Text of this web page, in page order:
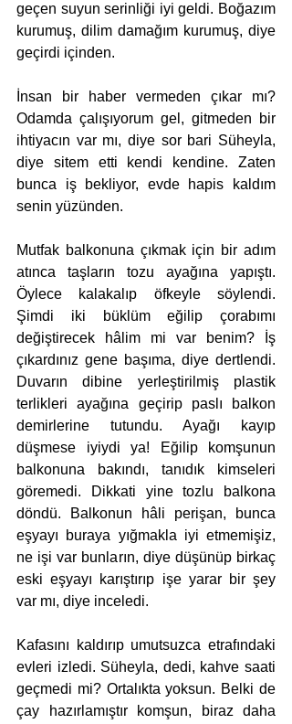
geçen suyun serinliği iyi geldi. Boğazım
kurumuş, dilim damağım kurumuş, diye
geçirdi içinden.
İnsan bir haber vermeden çıkar mı?
Odamda çalışıyorum gel, gitmeden bir
ihtiyacın var mı, diye sor bari Süheyla,
diye sitem etti kendi kendine. Zaten
bunca iş bekliyor, evde hapis kaldım
senin yüzünden.
Mutfak balkonuna çıkmak için bir adım
atınca taşların tozu ayağına yapıştı.
Öylece kalakalıp öfkeyle söylendi.
Şimdi iki büklüm eğilip çorabımı
değiştirecek hâlim mi var benim? İş
çıkardınız gene başıma, diye dertlendi.
Duvarın dibine yerleştirilmiş plastik
terlikleri ayağına geçirip paslı balkon
demirlerine tutundu. Ayağı kayıp
düşmese iyiydi ya! Eğilip komşunun
balkonuna bakındı, tanıdık kimseleri
göremedi. Dikkati yine tozlu balkona
döndü. Balkonun hâli perişan, bunca
eşyayı buraya yığmakla iyi etmemişiz,
ne işi var bunların, diye düşünüp birkaç
eski eşyayı karıştırıp işe yarar bir şey
var mı, diye inceledi.
Kafasını kaldırıp umutsuzca etrafındaki
evleri izledi. Süheyla, dedi, kahve saati
geçmedi mi? Ortalıkta yoksun. Belki de
çay hazırlamıştır komşun, biraz daha